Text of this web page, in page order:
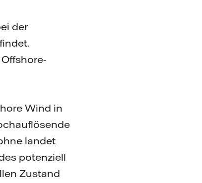
der
Wind in
landet
potenziell
Zustand